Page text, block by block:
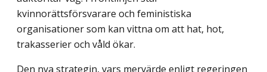
kvinnorättsförsvarare och feministiska
organisationer som kan vittna om att hat, hot,
trakasserier och våld ökar.
Den nya strategin, vars mervärde enligt regeringen